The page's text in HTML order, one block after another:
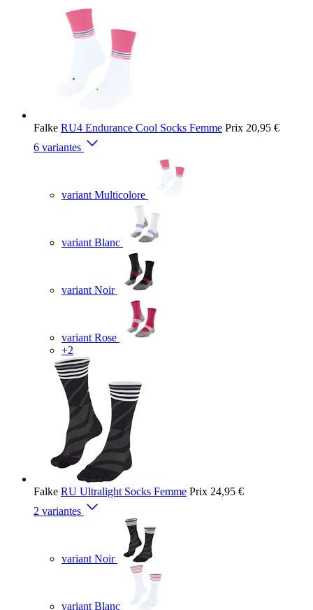
Falke RU4 Endurance Cool Socks Femme Prix 20,95 €
6 variantes
variant Multicolore
variant Blanc
variant Noir
variant Rose
+2
Falke RU Ultralight Socks Femme Prix 24,95 €
2 variantes
variant Noir
variant Blanc